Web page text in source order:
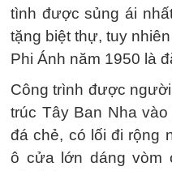
tình được sủng ái
tặng biệt thự, tuy
Phi Ánh năm 1950 là
Công trình được
trúc Tây Ban Nha
đá chẻ, có lối đi rộng
ô cửa lớn dáng vòm